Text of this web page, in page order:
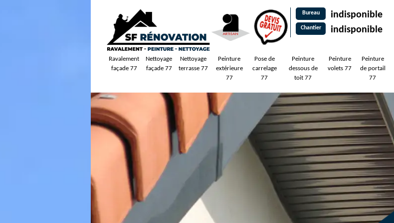
Bureau indisponible
Chantier indisponible
Ravalement
façade 77
Nettoyage
façade 77
Nettoyage
terrasse 77
Peinture
extérieure
77
Pose de
carrelage
77
Peinture
dessous de
toit 77
Peinture
volets 77
Peinture
de portail
77